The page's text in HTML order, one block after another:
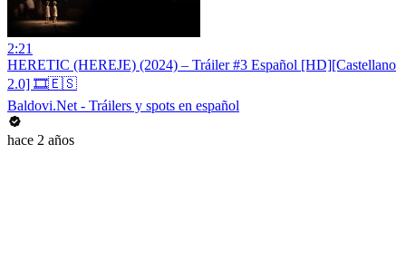
2:21
HERETIC (HEREJE) (2024) – Tráiler #3 Español [HD][Castellano
2.0] 🎞️🇪🇸
Baldovi.Net - Tráilers y spots en español
hace 2 años